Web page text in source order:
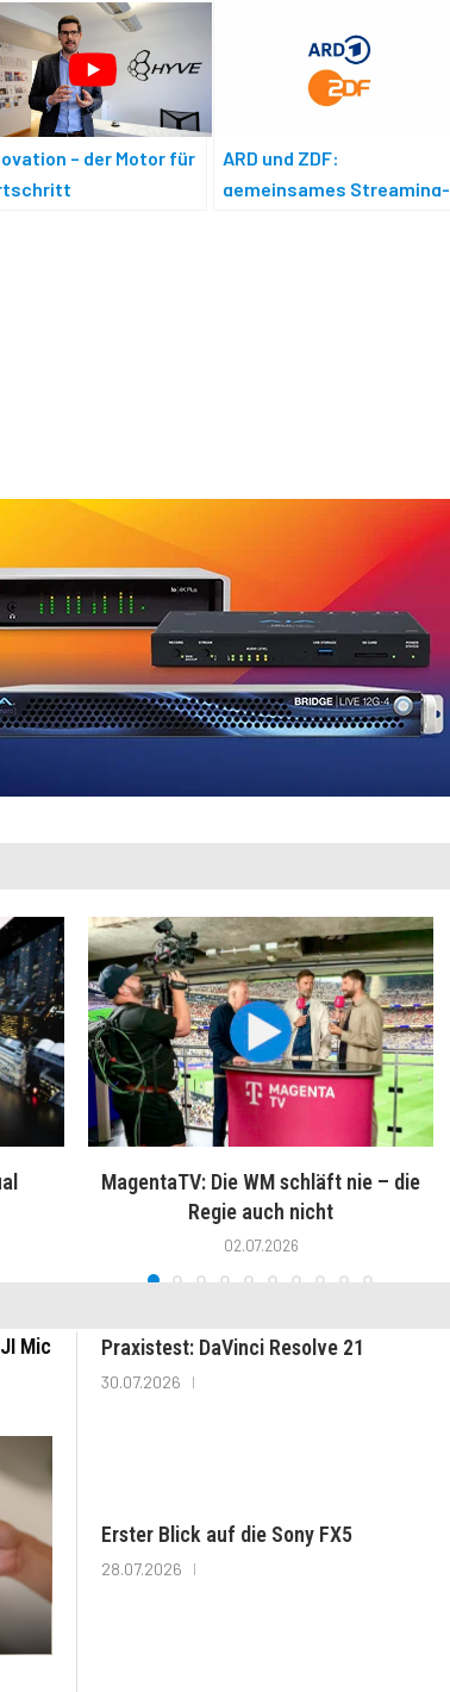
– der Motor für
ARD und ZDF:
gemeinsames Streaming-
MagentaTV: Die WM schläft nie – die
Regie auch nicht
02.07.2026
Mic
Praxistest: DaVinci Resolve 21
30.07.2026
Erster Blick auf die Sony FX5
28.07.2026